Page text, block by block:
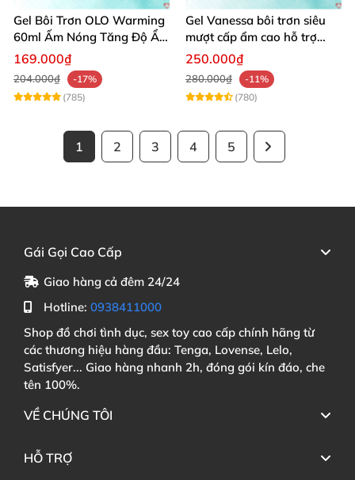
Gel Bôi Trơn OLO Warming
60ml Ấm Nóng Tăng Độ Ẩm
An Toàn
169.000₫
204.000₫
-17%
(785)
Gel Vanessa bôi trơn siêu
mượt cấp ẩm cao hỗ trợ
quan hệ ngọt ngào
250.000₫
280.000₫
-11%
(780)
1 2 3 4 5
Gái Gọi Cao Cấp
Giao hàng cả đêm 24/24
Hotline: 0938411000
Shop đồ chơi tình dục, sex toy cao cấp chính hãng từ
các thương hiệu hàng đầu: Tenga, Lovense, Lelo,
Satisfyer... Giao hàng nhanh 2h, đóng gói kín đáo, che
tên 100%.
VỀ CHÚNG TÔI
HỖ TRỢ